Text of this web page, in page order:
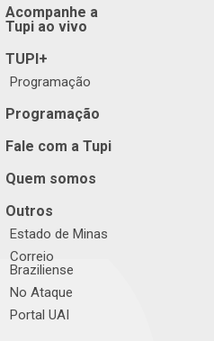
Acompanhe a
Tupi ao vivo
TUPI+
Programação
Programação
Fale com a Tupi
Quem somos
Outros
Estado de Minas
Correio
Braziliense
No Ataque
Portal UAI